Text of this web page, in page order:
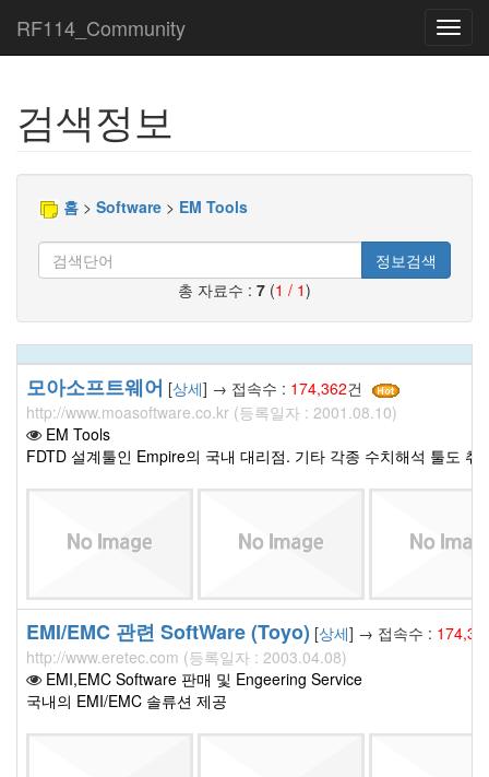
RF114_Community
검색정보
홈 > Software > EM Tools
정보검색
총 자료수 : 7 (1 / 1)
모아소프트웨어 [상세] → 접속수 : 174,362건
http://www.moasoftware.co.kr (등록일자 : 2001.08.10)
EM Tools
FDTD 설계툴인 Empire의 국내 대리점. 기타 각종 수치해석 툴도 취
EMI/EMC 관련 SoftWare (Toyo) [상세] → 접속수 :
http://www.eretec.com (등록일자 : 2003.04.08)
EMI,EMC Software 판매 및 Engeering Service
국내의 EMI/EMC 솔류션 제공